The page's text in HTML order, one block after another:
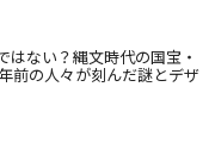
はない？縄文時代の国宝・
前の人々が刻んだ謎とデザ